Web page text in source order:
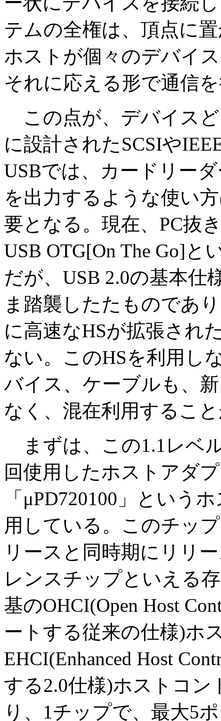
テムの全権は、頂点に
ホストが個々のデバイ
それに応える形で通信
この点が、デバイス
に設計されたSCSIや
USBでは、カードリー
を出力するような使い
要となる。現在、PC抜
USB OTG[On The Go]
だが、USB 2.0の基本仕
ま踏襲したたものであ
に高速なHSが拡張され
ない。このHSを利用し
バイス、ケーブルも、
なく、混在利用するこ
まずは、この1.1レベ
回使用したホストアダ
「μPD720100」という
用している。このチッ
リースと同時期にリリ
レンスチップといえる
基のOHCI(Open Host
ートする従来の仕様)ホ
EHCI(Enhanced Host
する2.0仕様)ホストコ
り、1チップで、最大5